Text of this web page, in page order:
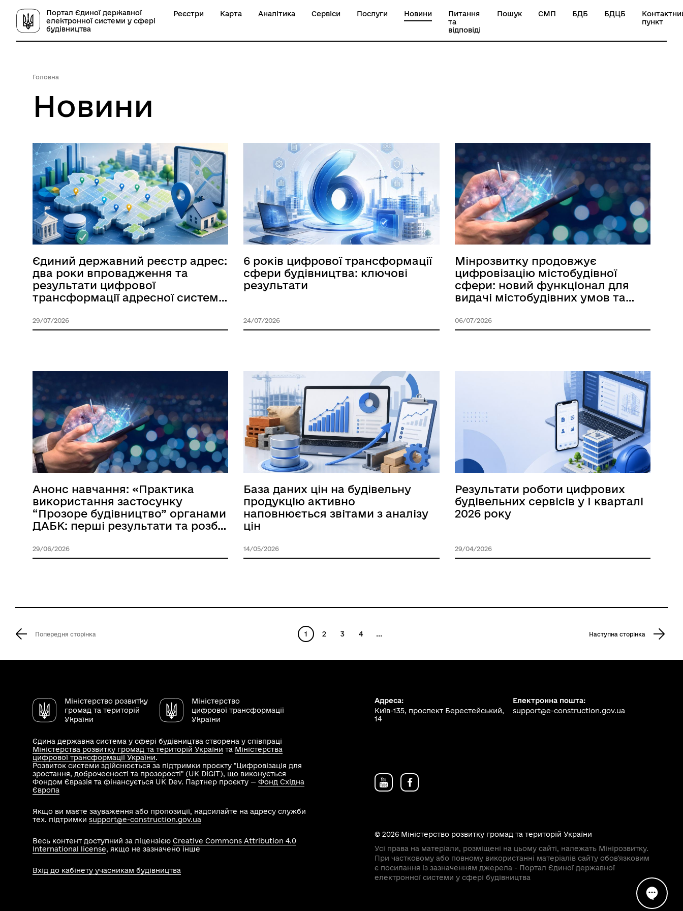
Портал Єдиної державної
електронної системи у сфері
будівництва
Реєстри Карта Аналітика Сервіси Послуги Новини
Питання
та
відповіді
Пошук СМП БДБ БДЦБ
пункт
Головна
Новини
Єдиний державний реєстр адрес:
два роки впровадження та
результати цифрової
трансформації адресної системи
29/07/2026
6 років цифрової трансформації
сфери будівництва: ключові
результати
24/07/2026
Мінрозвитку продовжує
цифровізацію містобудівної
сфери: новий функціонал для
видачі містобудівних умов та
06/07/2026
Анонс навчання: «Практика
використання застосунку
“Прозоре будівництво” органами
ДАБК: перші результати та розбір
29/06/2026
База даних цін на будівельну
продукцію активно
наповнюється звітами з аналізу
цін
14/05/2026
Результати роботи цифрових
будівельних сервісів у I кварталі
2026 року
29/04/2026
Попередня сторінка 1 2 3 4 ... Наступна сторінка
Міністерство розвитку
громад та територій
України
Міністерство
цифрової трансформації
України
Єдина державна система у сфері будівництва створена у співпраці
Міністерства розвитку громад та територій України та Міністерства
цифрової трансформації України.
Розвиток системи здійснюється за підтримки проєкту "Цифровізація для
зростання, доброчесності та прозорості" (UK DIGIT), що виконується
Фондом Євразія та фінансується UK Dev. Партнер проєкту — Фонд Східна
Європа
Якщо ви маєте зауваження або пропозиції, надсилайте на адресу служби
тех. підтримки support@e-construction.gov.ua
Весь контент доступний за ліцензією Creative Commons Attribution 4.0
International license, якщо не зазначено інше
Вхід до кабінету учасникам будівництва
Адреса:
Київ-135, проспект Берестейський,
14
Електронна пошта:
support@e-construction.gov.ua
© 2026 Міністерство розвитку громад та територій України
Усі права на матеріали, розміщені на цьому сайті, належать Мінірозвитку.
При частковому або повному використанні матеріалів сайту обовʼязковим
є посилання із зазначенням джерела - Портал Єдиної державної
електронної системи у сфері будівництва